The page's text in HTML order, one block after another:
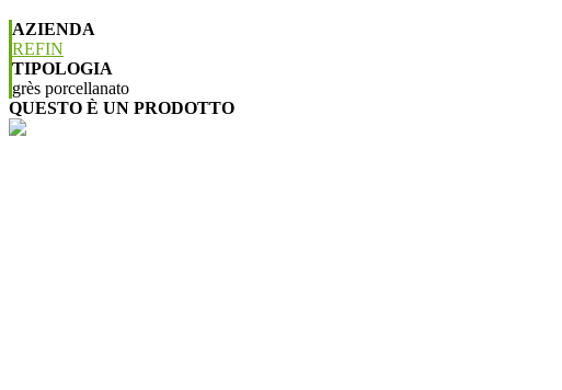
AZIENDA
REFIN
TIPOLOGIA
grès porcellanato
QUESTO È UN PRODOTTO